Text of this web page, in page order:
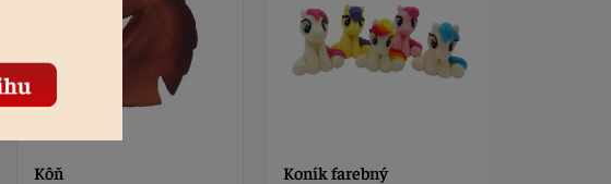
Koník farebný Mačka čierna